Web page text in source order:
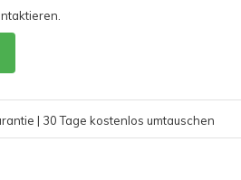
| 30 Tage kostenlos umtauschen